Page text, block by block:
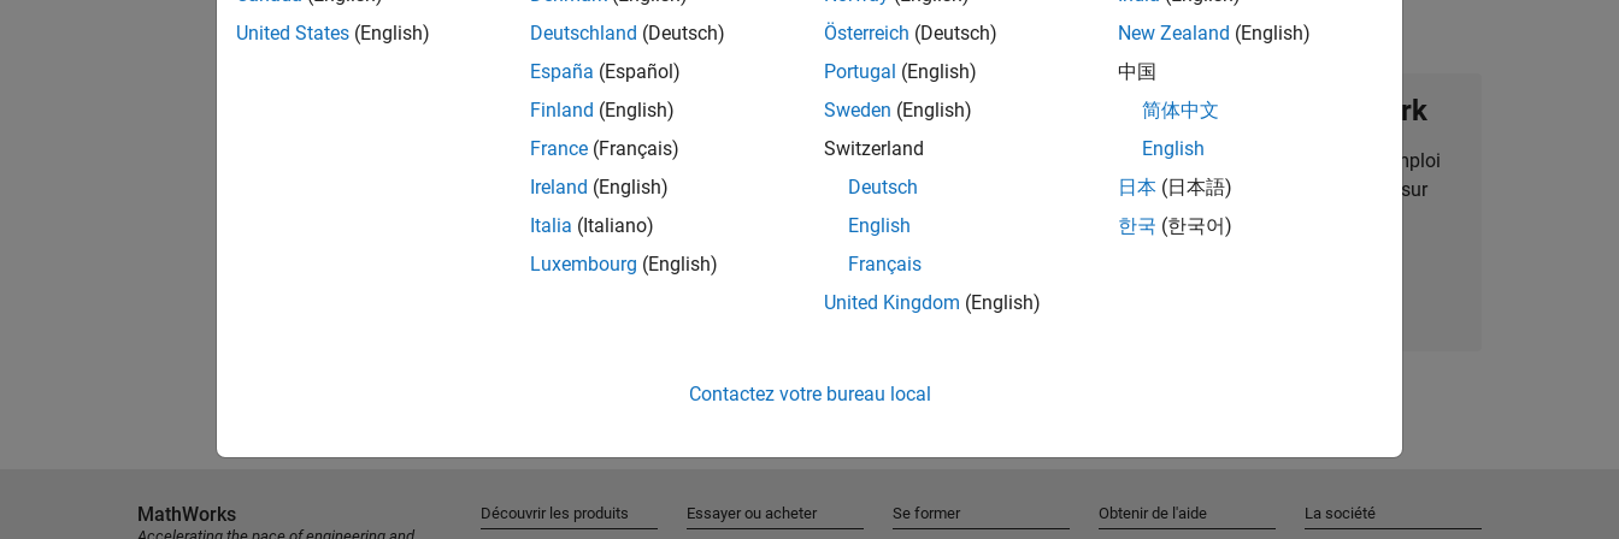
Rejoignez notre Talent Network
Recevez des alertes pour des opportunités d'emploi
personnalisées, des articles et des actualités sur
l'entreprise.
United States (English)
Deutschland (Deutsch)
España (Español)
Finland (English)
France (Français)
Ireland (English)
Italia (Italiano)
Luxembourg (English)
Österreich (Deutsch)
Portugal (English)
Sweden (English)
Switzerland
Deutsch
English
Français
United Kingdom (English)
New Zealand (English)
中国
简体中文
English
日本 (日本語)
한국 (한국어)
Contactez votre bureau local
MathWorks Découvrir les produits Essayer ou acheter Se former Obtenir de l'aide La société